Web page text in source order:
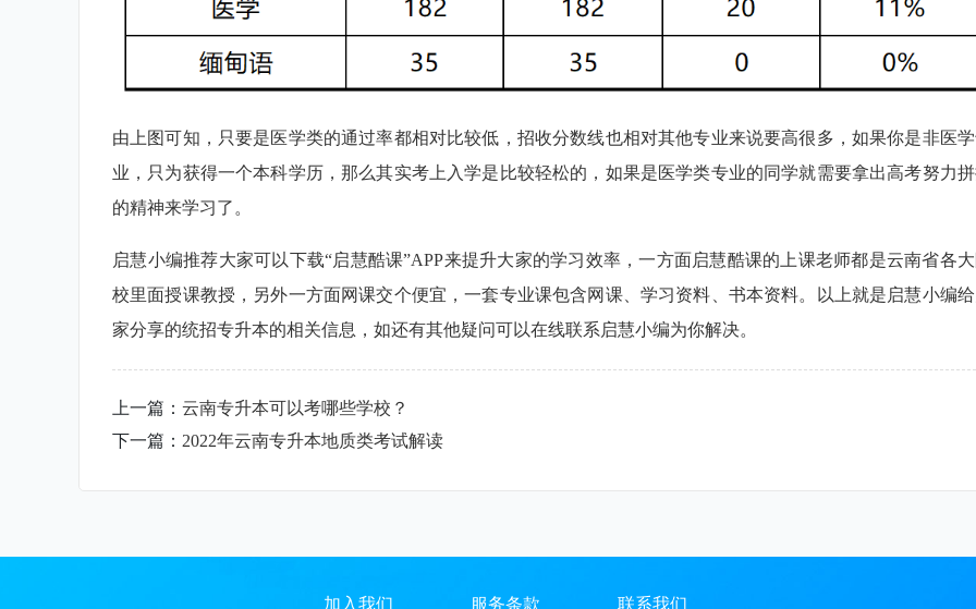
由上图可知，只要是医学类的通过率都相对比较低，招收分数线也相对其他专业来说要高很多，如果你是非医
业，只为获得一个本科学历，那么其实考上入学是比较轻松的，如果是医学类专业的同学就需要拿出高考努力
的精神来学习了。
启慧小编推荐大家可以下载“启慧酷课”APP来提升大家的学习效率，一方面启慧酷课的上课老师都是云南省各
校里面授课教授，另外一方面网课交个便宜，一套专业课包含网课、学习资料、书本资料。以上就是启慧小编
家分享的统招专升本的相关信息，如还有其他疑问可以在线联系启慧小编为你解决。
上一篇： 云南专升本可以考哪些学校？
下一篇： 2022年云南专升本地质类考试解读
加入我们 服务条款 联系我们